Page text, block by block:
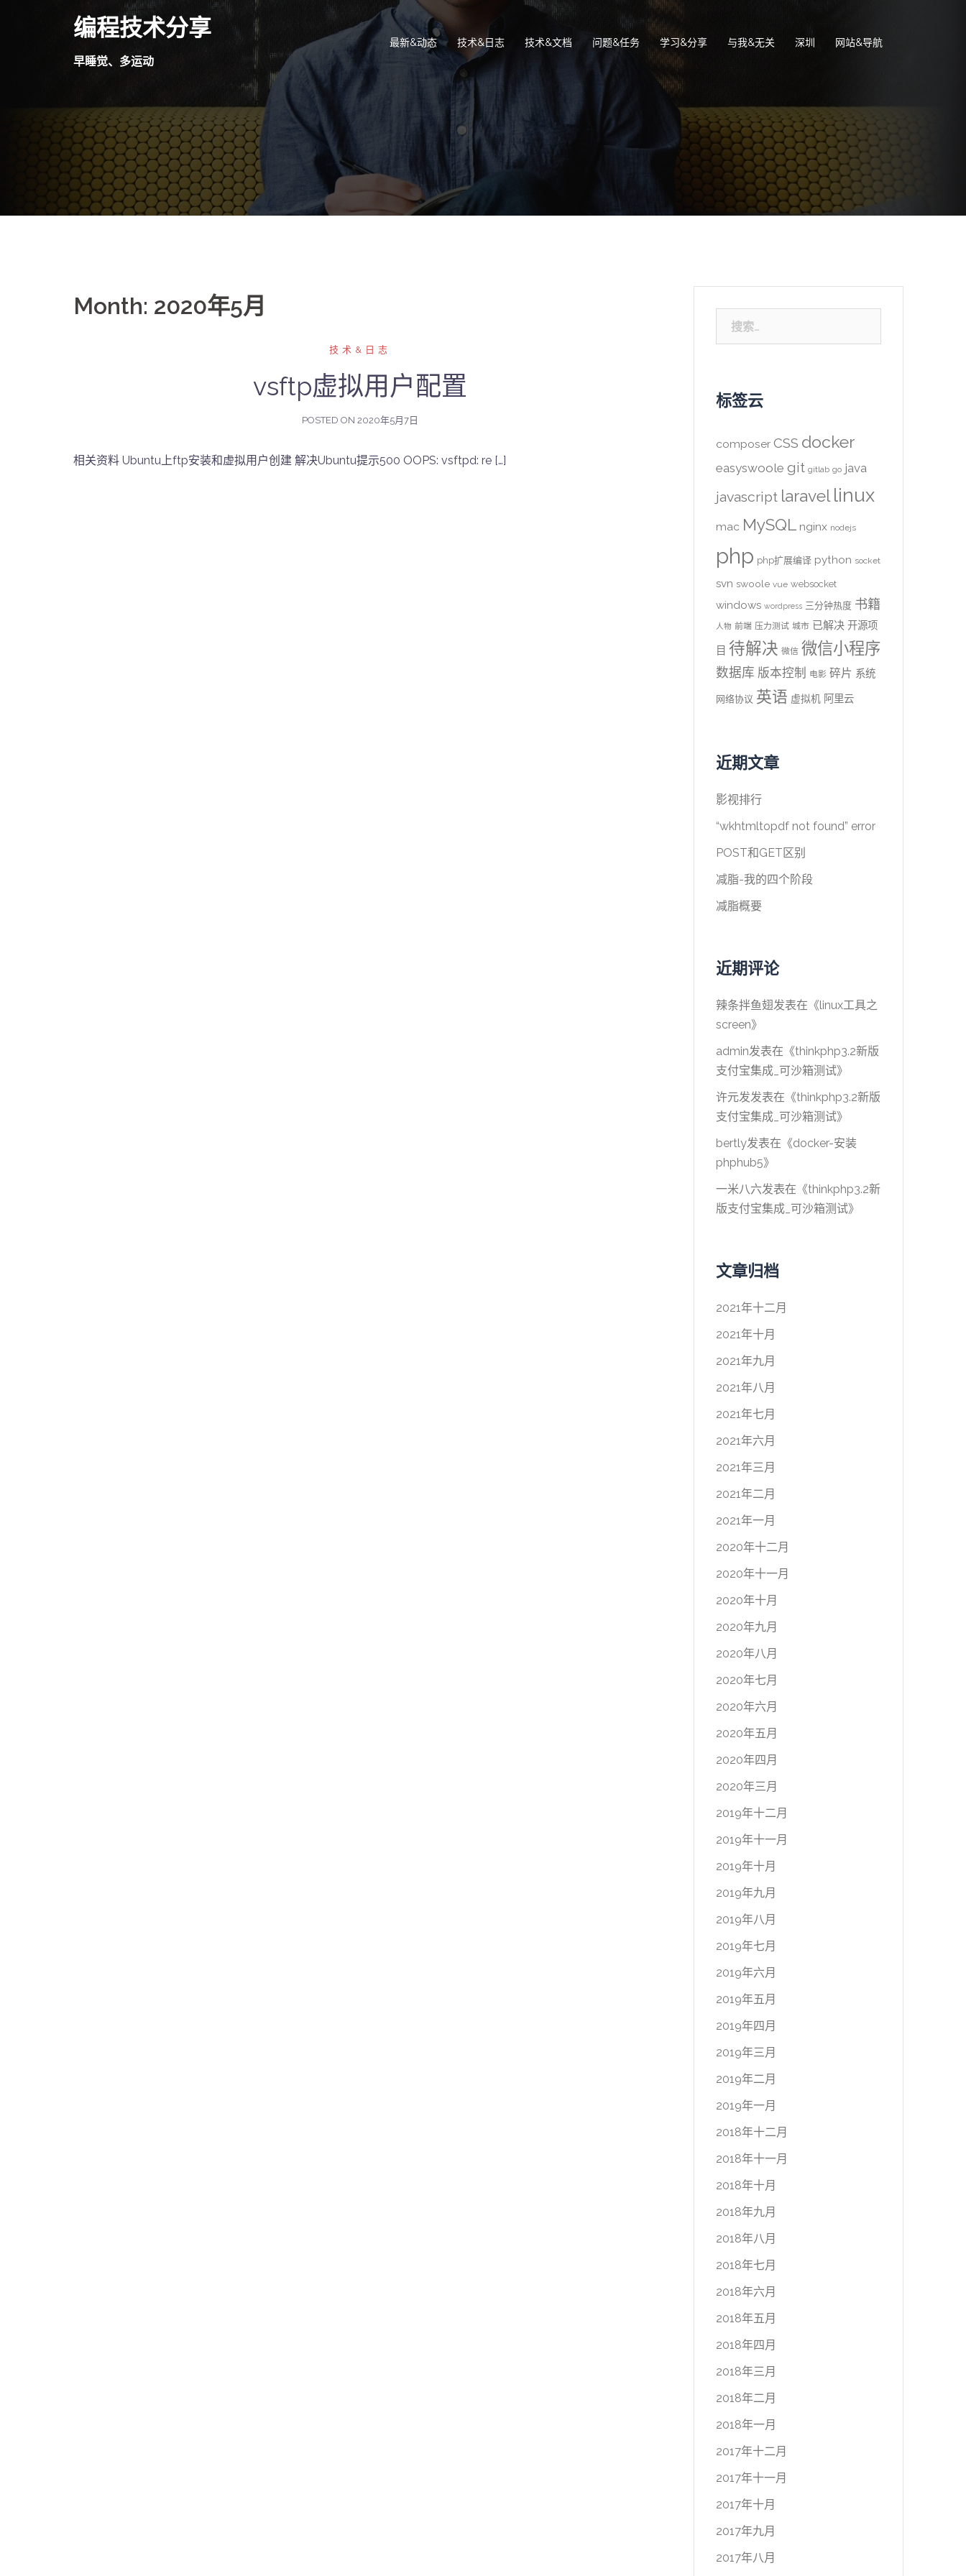
编程技术分享
早睡觉、多运动
最新&动态 技术&日志 技术&文档 问题&任务 学习&分享 与我&无关 深圳 网站&导航
Month: 2020年5月
技术&日志
vsftp虚拟用户配置
POSTED ON 2020年5月7日
相关资料 Ubuntu上ftp安装和虚拟用户创建 解决Ubuntu提示500 OOPS: vsftpd: re […]
索：
标签云
composer CSS docker
easyswoole git gitlab go java
javascript laravel linux
mac MySQL nginx nodejs
php php扩展编译 python socket
svn swoole vue websocket
windows wordpress 三分钟热度 书籍
人物 前端 压力测试 城市 已解决 开源项
目 待解决 微信 微信小程序
数据库 版本控制 电影 碎片 系统
网络协议 英语 虚拟机 阿里云
近期文章
影视排行
“wkhtmltopdf not found” error
POST和GET区别
减脂-我的四个阶段
减脂概要
近期评论
辣条拌鱼翅发表在《linux工具之
screen》
admin发表在《thinkphp3.2新版
支付宝集成_可沙箱测试》
许元发发表在《thinkphp3.2新版
支付宝集成_可沙箱测试》
bertly发表在《docker-安装
phphub5》
一米八六发表在《thinkphp3.2新
版支付宝集成_可沙箱测试》
文章归档
2021年十二月
2021年十月
2021年九月
2021年八月
2021年七月
2021年六月
2021年三月
2021年二月
2021年一月
2020年十二月
2020年十一月
2020年十月
2020年九月
2020年八月
2020年七月
2020年六月
2020年五月
2020年四月
2020年三月
2019年十二月
2019年十一月
2019年十月
2019年九月
2019年八月
2019年七月
2019年六月
2019年五月
2019年四月
2019年三月
2019年二月
2019年一月
2018年十二月
2018年十一月
2018年十月
2018年九月
2018年八月
2018年七月
2018年六月
2018年五月
2018年四月
2018年三月
2018年二月
2018年一月
2017年十二月
2017年十一月
2017年十月
2017年九月
2017年八月